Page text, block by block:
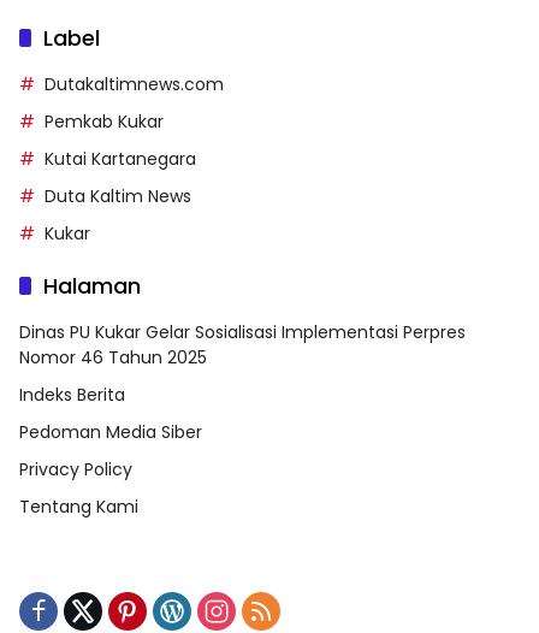
Label
Dutakaltimnews.com
Pemkab Kukar
Kutai Kartanegara
Duta Kaltim News
Kukar
Halaman
Dinas PU Kukar Gelar Sosialisasi Implementasi Perpres
Nomor 46 Tahun 2025
Indeks Berita
Pedoman Media Siber
Privacy Policy
Tentang Kami